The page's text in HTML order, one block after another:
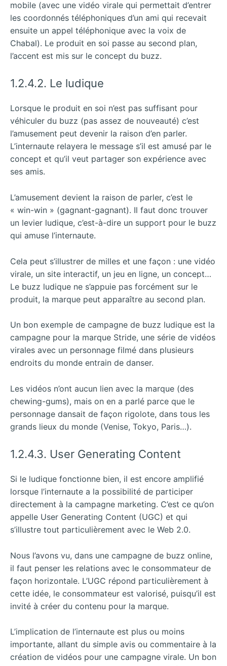
mobile (avec une vidéo virale qui permettait d’entrer
les coordonnés téléphoniques d’un ami qui recevait
ensuite un appel téléphonique avec la voix de
Chabal). Le produit en soi passe au second plan,
l’accent est mis sur le concept du buzz.
1.2.4.2. Le ludique
Lorsque le produit en soi n’est pas suffisant pour
véhiculer du buzz (pas assez de nouveauté) c’est
l’amusement peut devenir la raison d’en parler.
L’internaute relayera le message s’il est amusé par le
concept et qu’il veut partager son expérience avec
ses amis.
L’amusement devient la raison de parler, c’est le
« win-win » (gagnant-gagnant). Il faut donc trouver
un levier ludique, c’est-à-dire un support pour le buzz
qui amuse l’internaute.
Cela peut s’illustrer de milles et une façon : une vidéo
virale, un site interactif, un jeu en ligne, un concept…
Le buzz ludique ne s’appuie pas forcément sur le
produit, la marque peut apparaître au second plan.
Un bon exemple de campagne de buzz ludique est la
campagne pour la marque Stride, une série de vidéos
virales avec un personnage filmé dans plusieurs
endroits du monde entrain de danser.
Les vidéos n’ont aucun lien avec la marque (des
chewing-gums), mais on en a parlé parce que le
personnage dansait de façon rigolote, dans tous les
grands lieux du monde (Venise, Tokyo, Paris…).
1.2.4.3. User Generating Content
Si le ludique fonctionne bien, il est encore amplifié
lorsque l’internaute a la possibilité de participer
directement à la campagne marketing. C’est ce qu’on
appelle User Generating Content (UGC) et qui
s’illustre tout particulièrement avec le Web 2.0.
Nous l’avons vu, dans une campagne de buzz online,
il faut penser les relations avec le consommateur de
façon horizontale. L’UGC répond particulièrement à
cette idée, le consommateur est valorisé, puisqu’il est
invité à créer du contenu pour la marque.
L’implication de l’internaute est plus ou moins
importante, allant du simple avis ou commentaire à la
création de vidéos pour une campagne virale. Un bon